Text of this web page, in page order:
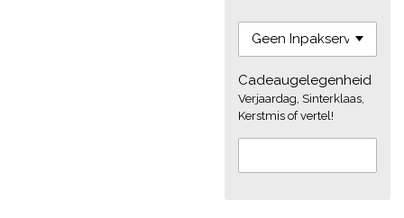
Cadeaugelegenheid
Verjaardag, Sinterklaas,
Kerstmis of vertel!